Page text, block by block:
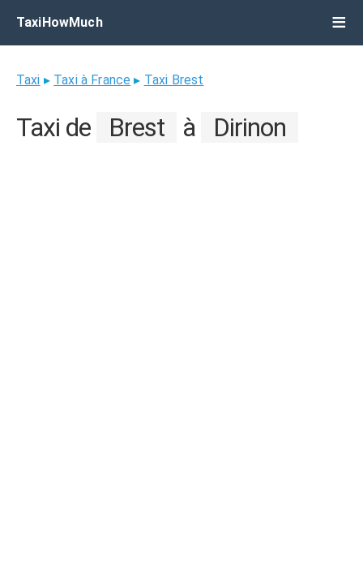
TaxiHowMuch
Taxi ▸ Taxi à France ▸ Taxi Brest
Taxi de Brest à Dirinon